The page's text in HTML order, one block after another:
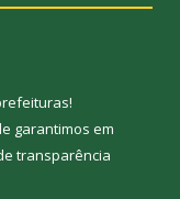
!
garantimos em
transparência